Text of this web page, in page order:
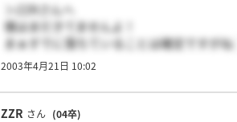
＞ZZRさんへ
僕はまだきてませんよ！
まぁすでに落ちていることは確定ですがね
2003年4月21日 10:02
ZZR さん (04卒)